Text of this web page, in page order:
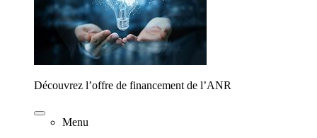
Découvrez l’offre de financement de l’ANR
Menu